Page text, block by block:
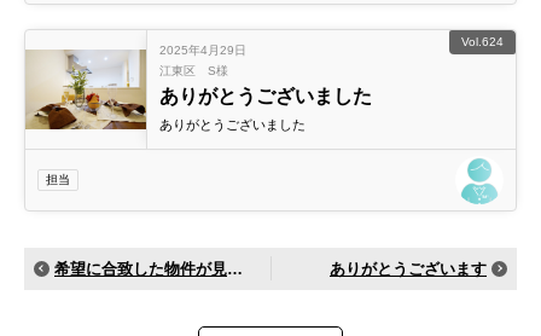
Vol.624
2025年4月29日
江東区 S様
ありがとうございました
ありがとうございました
担当
希望に合致した物件が見つかりました！！ ありがとうございます